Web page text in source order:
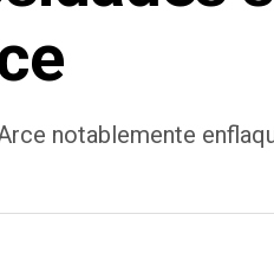
notablemente